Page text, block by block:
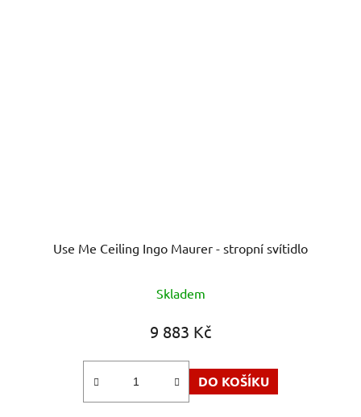
Use Me Ceiling Ingo Maurer - stropní svítidlo
Skladem
9 883 Kč
DO KOŠÍKU